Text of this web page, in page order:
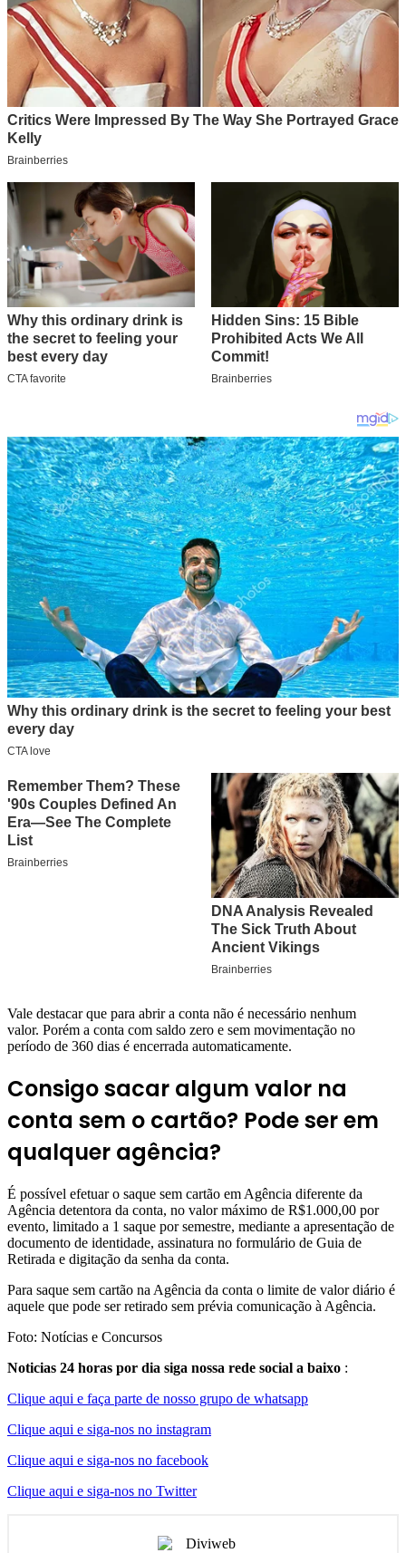
Vale destacar que para abrir a conta não é necessário nenhum
valor. Porém a conta com saldo zero e sem movimentação no
período de 360 dias é encerrada automaticamente.
Consigo sacar algum valor na
conta sem o cartão? Pode ser em
qualquer agência?
É possível efetuar o saque sem cartão em Agência diferente da
Agência detentora da conta, no valor máximo de R$1.000,00 por
evento, limitado a 1 saque por semestre, mediante a apresentação de
documento de identidade, assinatura no formulário de Guia de
Retirada e digitação da senha da conta.
Para saque sem cartão na Agência da conta o limite de valor diário é
aquele que pode ser retirado sem prévia comunicação à Agência.
Foto: Notícias e Concursos
Noticias 24 horas por dia siga nossa rede social a baixo :
Clique aqui e faça parte de nosso grupo de whatsapp
Clique aqui e siga-nos no instagram
Clique aqui e siga-nos no facebook
Clique aqui e siga-nos no Twitter